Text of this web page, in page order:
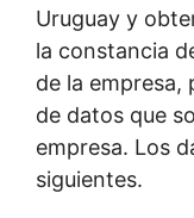
Uruguay y
la constancia
de la empresa,
de datos que
empresa. Los
siguientes.